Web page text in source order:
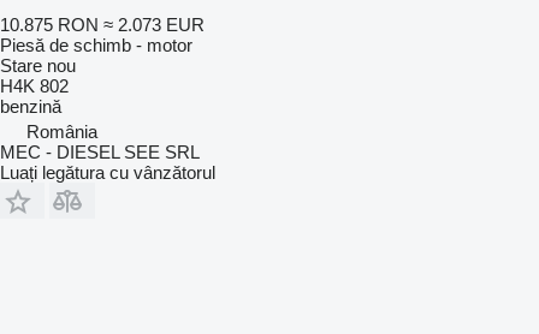
10.875 RON ≈ 2.073 EUR
Piesă de schimb - motor
Stare nou
H4K 802
benzină
România
MEC - DIESEL SEE SRL
Luați legătura cu vânzătorul